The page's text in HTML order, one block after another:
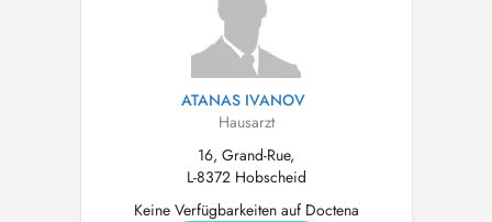
ATANAS IVANOV
Hausarzt
16, Grand-Rue,
L-8372 Hobscheid
Keine Verfügbarkeiten auf Doctena